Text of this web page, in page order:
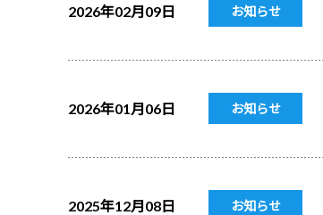
2026年02月09日 お知らせ
2026年01月06日 お知らせ
2025年12月08日 お知らせ